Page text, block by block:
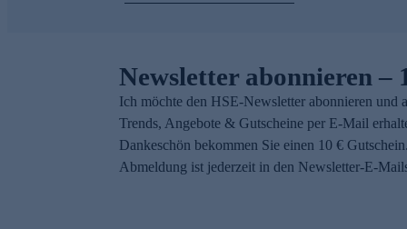
Newsletter abonnieren –
Ich möchte den HSE-Newsletter abonnieren und
Trends, Angebote & Gutscheine per E-Mail
Dankeschön bekommen Sie einen 10 €
Abmeldung ist jederzeit in den Newsletter-E-